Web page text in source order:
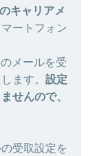
キャリアメ
ートフォン
のメールを受
ます。 設定
せんので、
受取設定を